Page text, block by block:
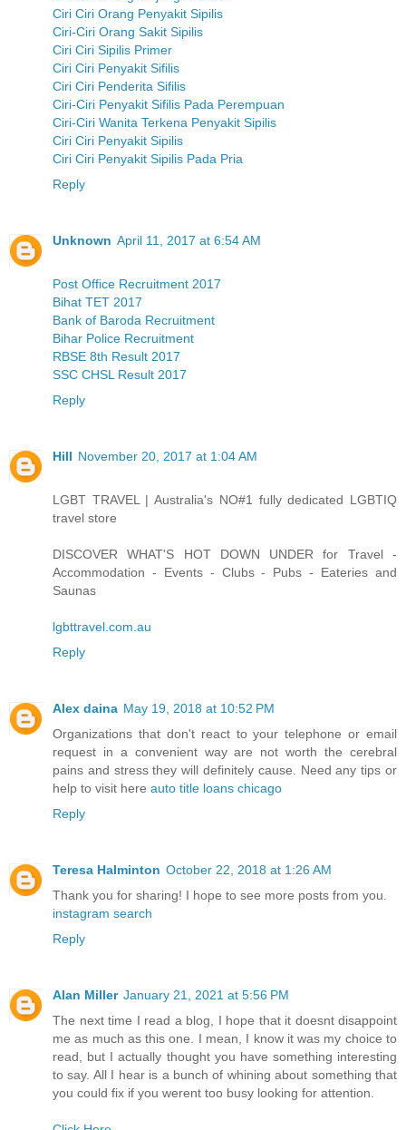
Ciri Ciri Orang Penyakit Sipilis
Ciri-Ciri Orang Sakit Sipilis
Ciri Ciri Sipilis Primer
Ciri Ciri Penyakit Sifilis
Ciri Ciri Penderita Sifilis
Ciri-Ciri Penyakit Sifilis Pada Perempuan
Ciri-Ciri Wanita Terkena Penyakit Sipilis
Ciri Ciri Penyakit Sipilis
Ciri Ciri Penyakit Sipilis Pada Pria
Reply
Unknown April 11, 2017 at 6:54 AM
Post Office Recruitment 2017
Bihat TET 2017
Bank of Baroda Recruitment
Bihar Police Recruitment
RBSE 8th Result 2017
SSC CHSL Result 2017
Reply
Hill November 20, 2017 at 1:04 AM
LGBT TRAVEL | Australia's NO#1 fully dedicated LGBTIQ
travel store
DISCOVER WHAT'S HOT DOWN UNDER for Travel -
Accommodation - Events - Clubs - Pubs - Eateries and
Saunas
lgbttravel.com.au
Reply
Alex daina May 19, 2018 at 10:52 PM
Organizations that don't react to your telephone or email
request in a convenient way are not worth the cerebral
pains and stress they will definitely cause. Need any tips or
help to visit here auto title loans chicago
Reply
Teresa Halminton October 22, 2018 at 1:26 AM
Thank you for sharing! I hope to see more posts from you.
instagram search
Reply
Alan Miller January 21, 2021 at 5:56 PM
The next time I read a blog, I hope that it doesnt disappoint
me as much as this one. I mean, I know it was my choice to
read, but I actually thought you have something interesting
to say. All I hear is a bunch of whining about something that
you could fix if you werent too busy looking for attention.